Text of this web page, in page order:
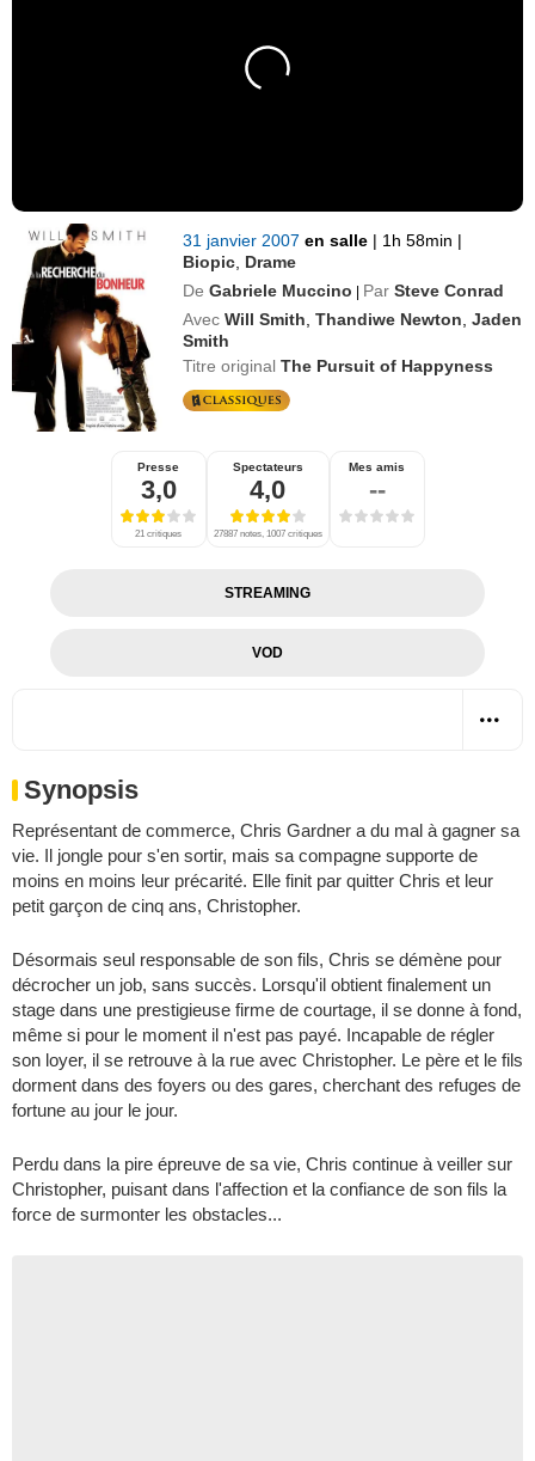
31 janvier 2007en salle | 1h 58min |
Biopic Drame
De Gabriele Muccino | Par Steve Conrad
Avec Will Smith ,Thandiwe Newton ,Jaden
Smith
Titre originalThe Pursuit of Happyness
Presse
3,0
21 critiques
Spectateurs
4,0
27887 notes, 1007 critiques
Mes amis
--
STREAMING
VOD
Synopsis
Représentant de commerce, Chris Gardner a du mal à gagner sa
vie. Il jongle pour s'en sortir, mais sa compagne supporte de
moins en moins leur précarité. Elle finit par quitter Chris et leur
petit garçon de cinq ans, Christopher.
Désormais seul responsable de son fils, Chris se démène pour
décrocher un job, sans succès. Lorsqu'il obtient finalement un
stage dans une prestigieuse firme de courtage, il se donne à fond,
même si pour le moment il n'est pas payé. Incapable de régler
son loyer, il se retrouve à la rue avec Christopher. Le père et le fils
dorment dans des foyers ou des gares, cherchant des refuges de
fortune au jour le jour.
Perdu dans la pire épreuve de sa vie, Chris continue à veiller sur
Christopher, puisant dans l'affection et la confiance de son fils la
force de surmonter les obstacles...